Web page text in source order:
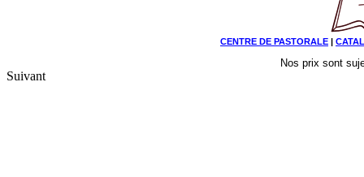
CENTRE DE PASTORALE |
Nos prix sont
Suivant